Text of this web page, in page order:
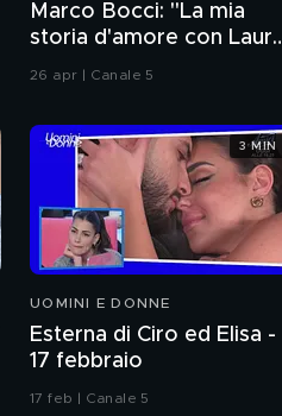
Marco Bocci: "La mia
storia d'amore con
Chiatti"
26 apr | Canale 5
UOMINI E DONNE
Esterna di Ciro ed Elisa -
17 febbraio
17 feb | Canale 5
3 MIN